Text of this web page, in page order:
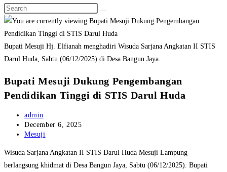
Bupati Mesuji Hj. Elfianah menghadiri Wisuda Sarjana Angkatan II STIS
Darul Huda, Sabtu (06/12/2025) di Desa Bangun Jaya.
Bupati Mesuji Dukung Pengembangan
Pendidikan Tinggi di STIS Darul Huda
Post
author:
admin
Post
published:
December 6, 2025
Post
Mesuji
Wisuda Sarjana Angkatan II STIS Darul Huda Mesuji Lampung
berlangsung khidmat di Desa Bangun Jaya, Sabtu (06/12/2025). Bupati